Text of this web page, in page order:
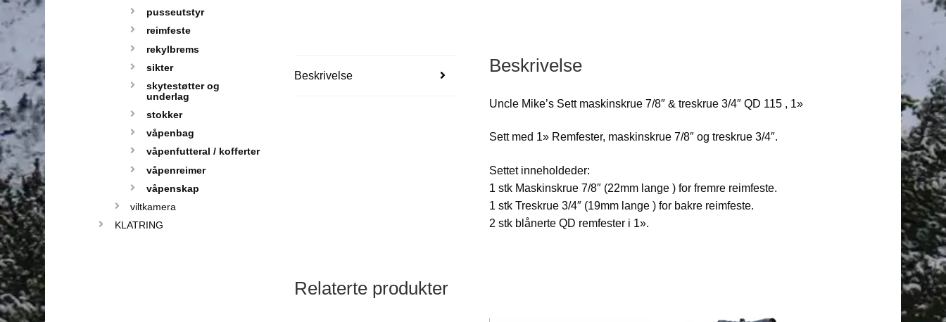
Beskrivelse
Beskrivelse
Uncle Mike’s Sett maskinskrue 7/8″ & treskrue 3/4″ QD 115 , 1»
Sett med 1» Remfester, maskinskrue 7/8″ og treskrue 3/4″.
Settet inneholdeder:
1 stk Maskinskrue 7/8″ (22mm lange ) for fremre reimfeste.
1 stk Treskrue 3/4″ (19mm lange ) for bakre reimfeste.
2 stk blånerte QD remfester i 1».
Relaterte produkter
pusseutstyr
reimfeste
rekylbrems
sikter
skytestøtter og
underlag
stokker
våpenbag
våpenfutteral / kofferter
våpenreimer
våpenskap
viltkamera
KLATRING